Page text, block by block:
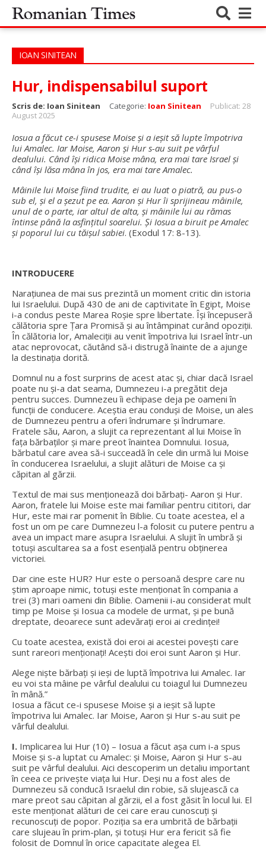
IOAN SINITEAN
Hur, indispensabilul suport
Scris de: Ioan Sinitean Categorie: Ioan Sinitean
Publicat: 28
August 2025
Iosua a făcut ce-i spusese Moise și a ieșit să lupte împotriva
lui Amalec. Iar Moise, Aaron și Hur s-au suit pe vârful
dealului. Când își ridica Moise mâna, era mai tare Israel și
când își lăsa mâna în jos, era mai tare Amalec.
Mâinile lui Moise fiind trudite, ei au luat o piatră, au pus-o
sub el, și el a șezut pe ea. Aaron și Hur îi sprijineau mâinile,
unul de o parte, iar altul de alta, și mâinile lui au rămas
întinse până la asfințitul soarelui. Și Iosua a biruit pe Amalec
și poporul lui cu tăișul sabiei. (Exodul 17: 8-13).
INTRODUCERE
Narațiunea de mai sus prezintă un moment critic din istoria
lui Israelului. După 430 de ani de captivitate în Egipt, Moise
i-a condus peste Marea Roșie spre libertate. Își începuseră
călătoria spre Țara Promisă și au întâmpinat curând opoziții.
În călătoria lor, Amaleciții au venit împotriva lui Israel într-un
atac neprovocat, căutând să-i distrugă înainte de a ajunge
la destinația dorită.
Domnul nu a fost surprins de acest atac și, chiar dacă Israel
poate nu și-a dat seama, Dumnezeu i-a pregătit deja
pentru succes. Dumnezeu îi echipase deja pe oameni în
funcții de conducere. Aceștia erau conduși de Moise, un ales
de Dumnezeu pentru a oferi îndrumare și îndrumare.
Fratele său, Aaron, a slujit ca reprezentant al lui Moise în
fața bărbaților și mare preot înaintea Domnului. Iosua,
bărbatul care avea să-i succeadă în cele din urmă lui Moise
în conducerea Israelului, a slujit alături de Moise ca și
căpitan al gărzii.
Textul de mai sus menționează doi bărbați- Aaron și Hur.
Aaron, fratele lui Moise este mai familiar pentru cititori, dar
Hur, este mai rar pomenit în Biblie. Cu toate acestea, el a
fost un om pe care Dumnezeu l-a folosit cu putere pentru a
avea un impact mare asupra Israelului. A slujit în umbră și
totuși ascultarea sa a fost esențială pentru obținerea
victoriei.
Dar cine este HUR? Hur este o persoană despre care nu
știm aproape nimic, totuși este menționat în compania a
trei (3) mari oameni din Biblie. Oamenii i-au considerat mult
timp pe Moise și Iosua ca modele de urmat, și pe bună
dreptate, deoarece sunt adevărați eroi ai credinței!
Cu toate acestea, există doi eroi ai acestei povești care
sunt rareori menționați! Acești doi eroi sunt Aaron și Hur.
Alege niște bărbați și ieși de luptă împotriva lui Amalec. Iar
eu voi sta mâine pe vârful dealului cu toiagul lui Dumnezeu
în mână.”
Iosua a făcut ce-i spusese Moise și a ieșit să lupte
împotriva lui Amalec. Iar Moise, Aaron și Hur s-au suit pe
vârful dealului.
I. Implicarea lui Hur (10) – Iosua a făcut așa cum i-a spus
Moise și s-a luptat cu Amalec: și Moise, Aaron și Hur s-au
suit pe vârful dealului. Aici descoperim un detaliu important
în ceea ce privește viața lui Hur. Deși nu a fost ales de
Dumnezeu să conducă Israelul din robie, să slujească ca
mare preot sau căpitan al gărzii, el a fost găsit în locul lui. El
este menționat alături de cei care erau cunoscuți și
recunoscuți de popor. Poziția sa era umbrită de bărbații
care slujeau în prim-plan, și totuși Hur era fericit să fie
folosit de Domnul în orice capacitate alegea El.